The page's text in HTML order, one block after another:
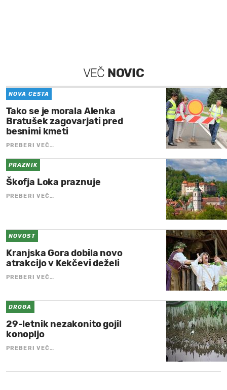
VEČ NOVIC
NOVA CESTA
Tako se je morala Alenka
Bratušek zagovarjati pred
besnimi kmeti
PREBERI VEČ…
PRAZNIK
Škofja Loka praznuje
PREBERI VEČ…
NOVOST
Kranjska Gora dobila novo
atrakcijo v Kekčevi deželi
PREBERI VEČ…
DROGA
29-letnik nezakonito gojil
konopljo
PREBERI VEČ…